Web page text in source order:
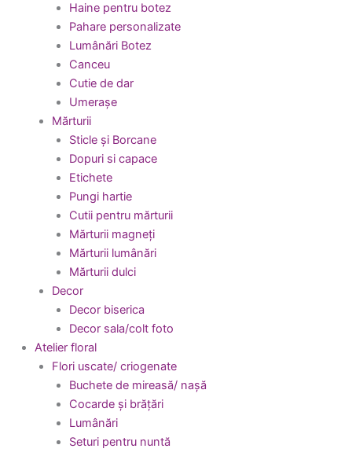
Haine pentru botez
Pahare personalizate
Lumânări Botez
Canceu
Cutie de dar
Umerașe
Mărturii
Sticle și Borcane
Dopuri si capace
Etichete
Pungi hartie
Cutii pentru mărturii
Mărturii magneți
Mărturii lumânări
Mărturii dulci
Decor
Decor biserica
Decor sala/colt foto
Atelier floral
Flori uscate/ criogenate
Buchete de mireasă/ nașă
Cocarde și brățări
Lumânări
Seturi pentru nuntă